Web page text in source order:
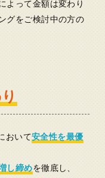
よって金額は変わり
グをご検討中の方の
おいて安全性を最優
し締めを徹底し、